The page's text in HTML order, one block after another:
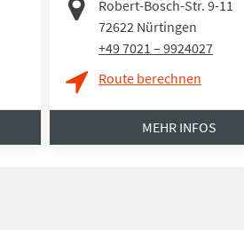
Robert-Bosch-Str. 9-11
72622 Nürtingen
+49 7021 – 9924027
Route berechnen
MEHR INFOS